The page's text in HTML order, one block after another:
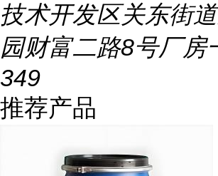
技术开发区关东街
园财富二路8号厂房
349
推荐产品